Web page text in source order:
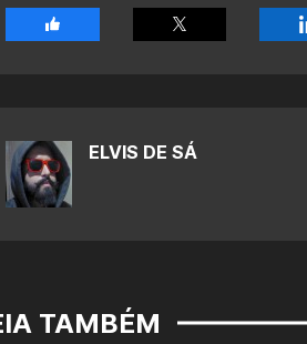
ELVIS DE SÁ
TAMBÉM